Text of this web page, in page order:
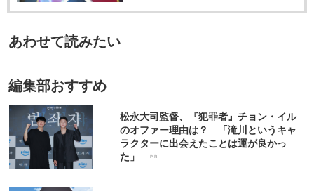
日明かされる。まさにこの番組のク
ライマックスにふさわしい、最後の
さんたちの熱狂と団結が生み出すパ
ワーはとてつもないものに！中年の
哀愁を極上のエンタメへと昇華させ
た、前代未聞の本音トークバラエテ
ィ。ここでしか観られない、最高に
笑える全く新しい「おじさんのリア
ル」をぜひ体感してほしい！！
殺する5つの方法』が届く。指定され
たURLにアクセスすると、謎の仮面
名声・地位・女関係など、1つずつ奪
っていき、夫は愛人や仕事、名声な
どを失っていく。ささやかな幸せを
願っていた女性は、願いが叶わない
と知った時、復讐という修羅の道を
選んだ。「簡単には殺してあげな
い。生き地獄をアナタに味わわせて
あげる――」果たして茜は、二人の
関係はどうなっていくのか…!? 復
讐の末にたどり着いた答えとは!?
始めたら止まらない縦型ショートド
ラマとなっている。
郎。うさぎのパペット“マーガレッ
215万人を超え、SPINSイメージモデ
ル、映画「V.MARIA」への出演でも
注目を集めるまいきちが務める。
トーキョーを取り戻した「港区レジ
地に点在する「シブヤギャル」「ハ
チオウジDIY」「アサクサ漫才師」な
どのレジスタンスと協力し、港区に
染まっていくレナを救い出すことは
ち。さらにこれまで以上にアッと驚
あわせて読みたい
編集部おすすめ
松永大司監督、『犯罪者』チョン・イル
のオファー理由は？ 「滝川というキャ
ラクターに出会えたことは運が良かっ
た」
P R